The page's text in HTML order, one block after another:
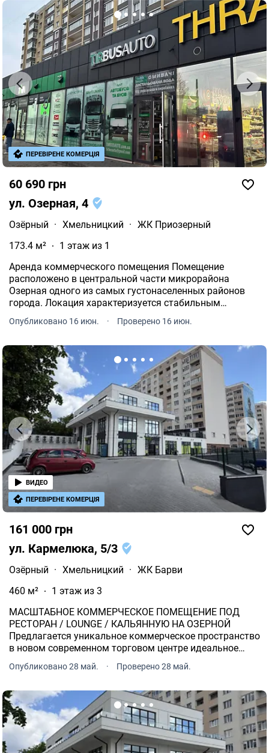
60 690 грн
ул. Озерная, 4
Озёрный · Хмельницкий · ЖК Приозерный
173.4 м²
1 этаж из 1
Аренда коммерческого помещения Помещение
расположено в центральной части микрорайона
Озерная одного из самых густонаселенных районов
города. Локация характеризуется стабильным
всего дня.
Опубликовано 16 июн. · Проверено 16 июн.
ПЕРЕВІРЕНЕ КОМЕРЦІЯ
161 000 грн
ул. Кармелюка, 5/3
Озёрный · Хмельницкий · ЖК Барви
460 м²
1 этаж из 3
МАСШТАБНОЕ КОММЕРЧЕСКОЕ ПОМЕЩЕНИЕ ПОД
РЕСТОРАН / LOUNGE / КАЛЬЯННУЮ НА ОЗЕРНОЙ
Предлагается уникальное коммерческое пространство
в новом современном торговом центре идеальное
chill-zone ️ или стильного гастропроекта.
Опубликовано 28 май. · Проверено 28 май.
ВИДЕО
ПЕРЕВІРЕНЕ КОМЕРЦІЯ